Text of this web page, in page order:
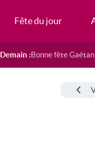
Fête du jour
Demain :Bonne fête Gaétan